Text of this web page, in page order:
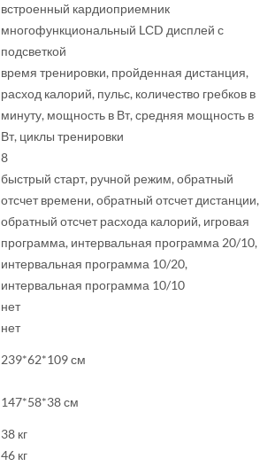
встроенный кардиоприемник
многофункциональный LСD дисплей с
подсветкой
время тренировки, пройденная дистанция,
расход калорий, пульс, количество гребков в
минуту, мощность в Вт, средняя мощность в
Вт, циклы тренировки
8
быстрый старт, ручной режим, обратный
отсчет времени, обратный отсчет дистанции,
обратный отсчет расхода калорий, игровая
программа, интервальная программа 20/10,
интервальная программа 10/20,
интервальная программа 10/10
нет
нет
239*62*109 см
147*58*38 см
38 кг
46 кг